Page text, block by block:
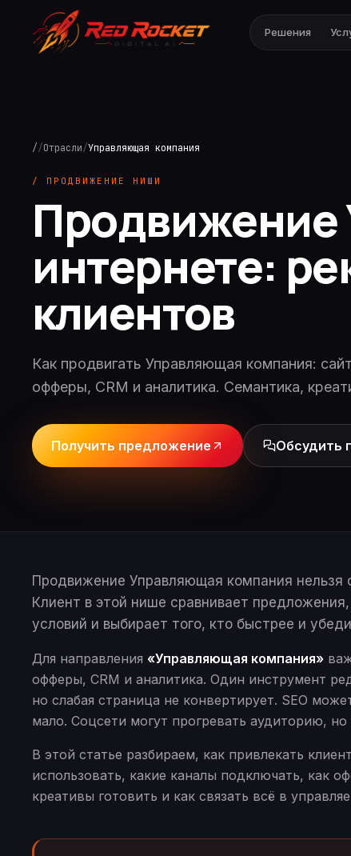
Решения
//Отрасли/Управляющая компания
/ ПРОДВИЖЕНИЕ НИШИ
Продвижение
интернете:
клиентов
Как продвигать Управляющая компания:
офферы, CRM и аналитика. Семантика,
Получить предложение Обсудить
Продвижение Управляющая компания нельзя
Клиент в этой нише сравнивает
условий и выбирает того, кто быстрее и
Для направления «Управляющая компания»
офферы, CRM и аналитика. Один инструмент
но слабая страница не конвертирует. SEO
мало. Соцсети могут прогревать аудиторию,
В этой статье разбираем, как привлекать
использовать, какие каналы подключать, как
креативы готовить и как связать всё в